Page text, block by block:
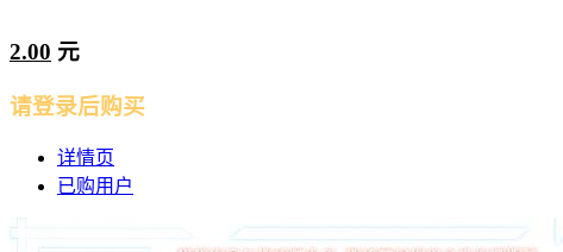
2.00 元
请登录后购买
详情页
已购用户